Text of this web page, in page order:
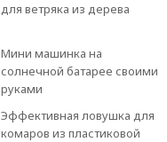
для ветряка из дерева
Мини машинка на
солнечной батарее своими
руками
Эффективная ловушка для
комаров из пластиковой